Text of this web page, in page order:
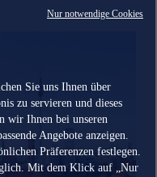
Nur notwendige Cookies
Sie uns Ihnen über
zu servieren und dieses
wir Ihnen bei unseren
Angebote anzeigen.
Präferenzen festlegen.
Mit dem Klick auf „Nur